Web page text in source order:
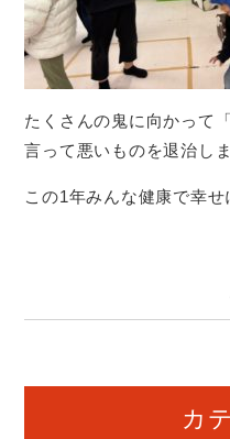
たくさんの鬼に向かって
言って悪いものを退治し
この1年みんな健康で幸
カ